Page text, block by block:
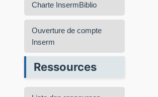
Charte InsermBiblio
Ouverture de compte
Inserm
Ressources